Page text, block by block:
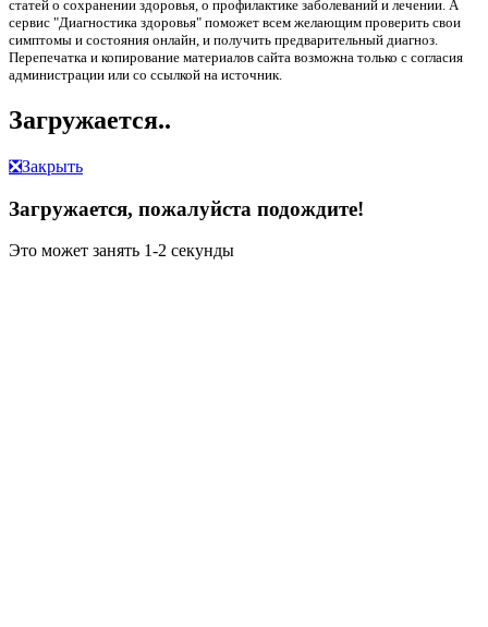
статей о сохранении здоровья, о профилактике заболеваний и лечении. А
сервис "Диагностика здоровья" поможет всем желающим проверить свои
симптомы и состояния онлайн, и получить предварительный диагноз.
Перепечатка и копирование материалов сайта возможна только с согласия
администрации или со ссылкой на источник.
Загружается..
❎Закрыть
Загружается, пожалуйста подождите!
Это может занять 1-2 секунды